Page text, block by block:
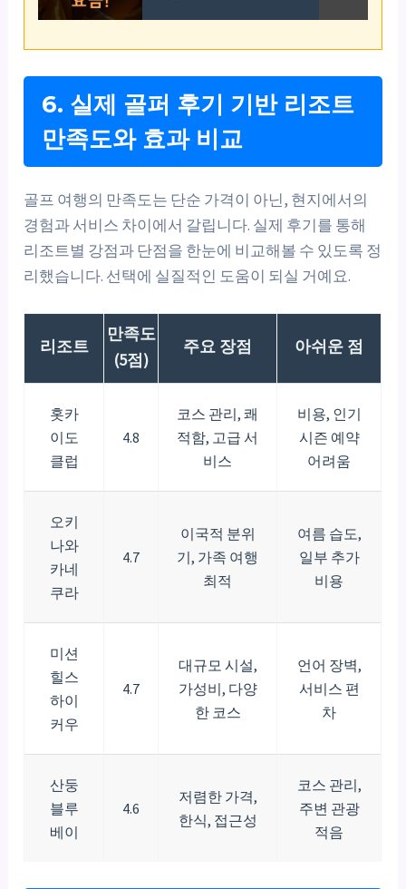
6. 실제 골퍼 후기 기반 리조트
만족도와 효과 비교
골프 여행의 만족도는 단순 가격이 아닌, 현지에서의
경험과 서비스 차이에서 갈립니다. 실제 후기를 통해
리조트별 강점과 단점을 한눈에 비교해볼 수 있도록 정
리했습니다. 선택에 실질적인 도움이 되실 거예요.
리조트
만족도
(5점)
주요 장점 아쉬운 점
홋카
이도
클럽
4.8
코스 관리, 쾌
적함, 고급 서
비스
비용, 인기
시즌 예약
어려움
오키
나와
카네
쿠라
4.7
이국적 분위
기, 가족 여행
최적
여름 습도,
일부 추가
비용
미션
힐스
하이
커우
4.7
대규모 시설,
가성비, 다양
한 코스
언어 장벽,
서비스 편
차
산둥
블루
베이
4.6
저렴한 가격,
한식, 접근성
코스 관리,
주변 관광
적음